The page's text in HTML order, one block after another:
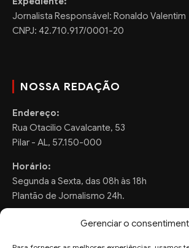
Gerenciar o
Jornalista Responsável: Ronaldo Valentim
CNPJ: 42.710.917/0001-20
NOSSA REDAÇÃO
Endereço:
Rua Otacilio Cavalcante, 53
Pilar - AL, 57.150-000
Horário:
Segunda a Sexta, das 08h às 18h
Plantão de Jornalismo 24h.